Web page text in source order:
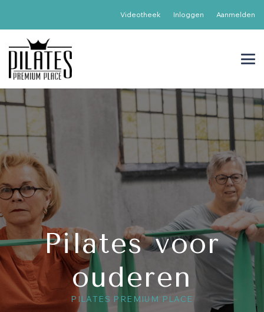
Videotheek Inloggen Aanmelden
Pilates voor
ouderen
PILATES PREMIUM PLACE